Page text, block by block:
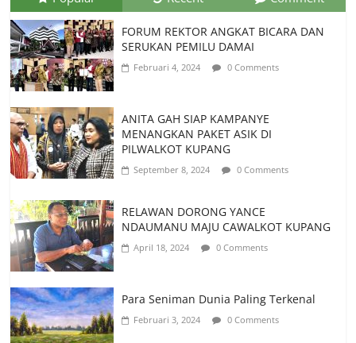
FORUM REKTOR ANGKAT BICARA DAN
SERUKAN PEMILU DAMAI
Februari 4, 2024 0 Comments
ANITA GAH SIAP KAMPANYE
MENANGKAN PAKET ASIK DI
PILWALKOT KUPANG
September 8, 2024 0 Comments
RELAWAN DORONG YANCE
NDAUMANU MAJU CAWALKOT KUPANG
April 18, 2024 0 Comments
Para Seniman Dunia Paling Terkenal
Februari 3, 2024 0 Comments